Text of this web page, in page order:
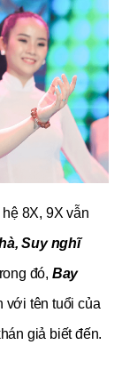
8X, 9X vẫn
Suy nghĩ
đó, Bay
với tên tuổi của
giả biết đến.